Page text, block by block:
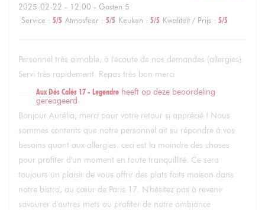
2025-02-22 - 12:00 - Gasten 5
Service : 5/5 Atmosfeer : 5/5 Keuken : 5/5 Kwaliteit / Prijs : 5/5
Personnel très aimable, à l'écoute de nos demandes (allergies).
Servi très rapidement. Repas très bon merci
Aux Dés Calés 17 - Legendre heeft op deze beoordeling
gereageerd
Bonjour Aurélia, merci pour votre retour si apprécié ! Nous
sommes contents que notre personnel ait su répondre à vos
besoins quant aux allergies, ceci est la moindre des choses
pour profiter d'un moment en toute tranquillité. Ce sera
toujours un plaisir de vous offrir des plats faits maison dans
notre bistro, au cœur de Paris 17. N'hésitez pas à revenir
savourer d'autres mets ou profiter de notre ambiance